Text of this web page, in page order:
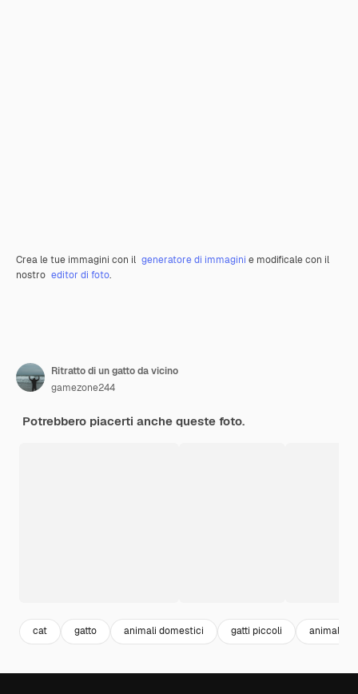
Crea le tue immagini con il generatore di immagini e modificale con il
nostro editor di foto.
Ritratto di un gatto da vicino
gamezone244
Potrebbero piacerti anche queste foto.
cat gatto animali domestici gatti piccoli animali